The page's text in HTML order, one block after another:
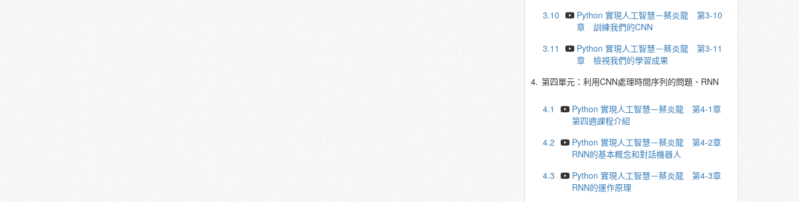
3.10
Python 實現人工智慧－蔡炎龍 第3-10
章 訓練我們的CNN
3.11
Python 實現人工智慧－蔡炎龍 第3-11
章 檢視我們的學習成果
4. 第四單元：利用CNN處理時間序列的問題、RNN
4.1
Python 實現人工智慧－蔡炎龍 第4-1章
第四週課程介紹
4.2
Python 實現人工智慧－蔡炎龍 第4-2章
RNN的基本概念和對話機器人
4.3
Python 實現人工智慧－蔡炎龍 第4-3章
RNN的運作原理